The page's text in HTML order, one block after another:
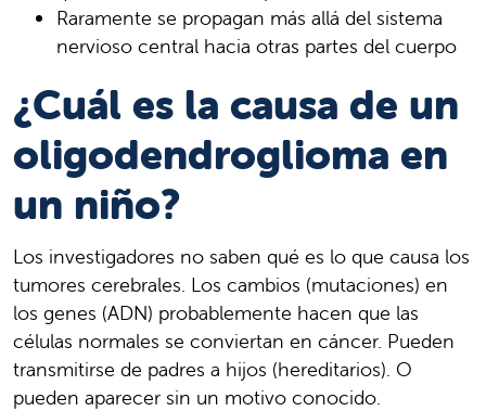
Raramente se propagan más allá del sistema
nervioso central hacia otras partes del cuerpo
¿Cuál es la causa de un
oligodendroglioma en
un niño?
Los investigadores no saben qué es lo que causa los
tumores cerebrales. Los cambios (mutaciones) en
los genes (ADN) probablemente hacen que las
células normales se conviertan en cáncer. Pueden
transmitirse de padres a hijos (hereditarios). O
pueden aparecer sin un motivo conocido.